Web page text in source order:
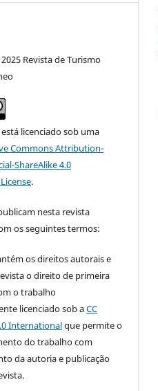
Revista de Turismo
licenciado sob uma
Commons Attribution-
ShareAlike 4.0
.
nesta revista
os seguintes termos:
os direitos autorais e
o direito de primeira
o trabalho
licenciado sob aCC
Internationalque permite o
do trabalho com
da autoria e publicação